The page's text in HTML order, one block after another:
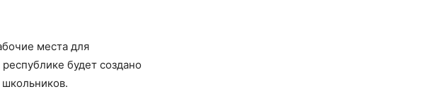
места для
будет создано